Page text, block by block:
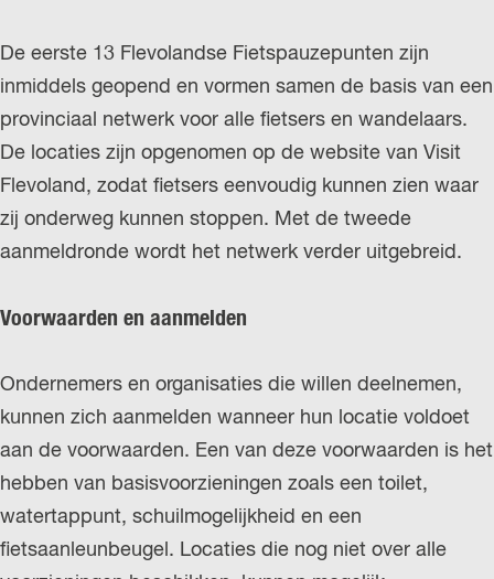
De eerste 13 Flevolandse Fietspauzepunten zijn
inmiddels geopend en vormen samen de basis van een
provinciaal netwerk voor alle fietsers en wandelaars.
De locaties zijn opgenomen op de website van Visit
Flevoland, zodat fietsers eenvoudig kunnen zien waar
zij onderweg kunnen stoppen. Met de tweede
aanmeldronde wordt het netwerk verder uitgebreid.
Voorwaarden en aanmelden
Ondernemers en organisaties die willen deelnemen,
kunnen zich aanmelden wanneer hun locatie voldoet
aan de voorwaarden. Een van deze voorwaarden is het
hebben van basisvoorzieningen zoals een toilet,
watertappunt, schuilmogelijkheid en een
fietsaanleunbeugel. Locaties die nog niet over alle